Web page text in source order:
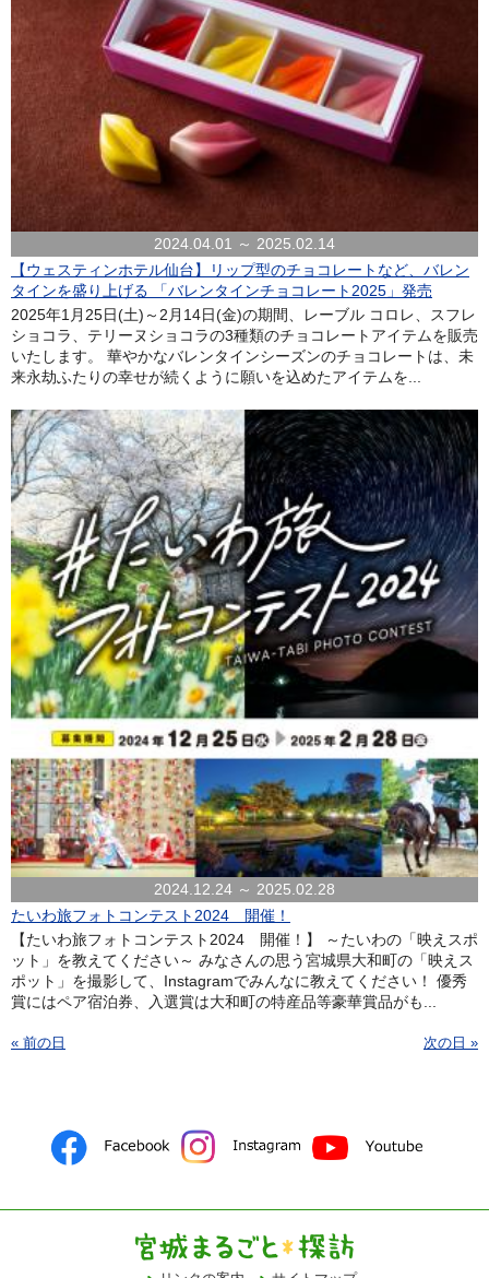
2024.04.01 ～ 2025.02.14
【ウェスティンホテル仙台】リップ型のチョコレートなど、バレン
タインを盛り上げる 「バレンタインチョコレート2025」発売
2025年1月25日(土)～2月14日(金)の期間、レーブル コロレ、スフレ
ショコラ、テリーヌショコラの3種類のチョコレートアイテムを販売
いたします。 華やかなバレンタインシーズンのチョコレートは、未
来永劫ふたりの幸せが続くように願いを込めたアイテムを...
2024.12.24 ～ 2025.02.28
たいわ旅フォトコンテスト2024 開催！
【たいわ旅フォトコンテスト2024 開催！】 ～たいわの「映えスポ
ット」を教えてください～ みなさんの思う宮城県大和町の「映えス
ポット」を撮影して、Instagramでみんなに教えてください！ 優秀
賞にはペア宿泊券、入選賞は大和町の特産品等豪華賞品がも...
« 前の日 次の日 »